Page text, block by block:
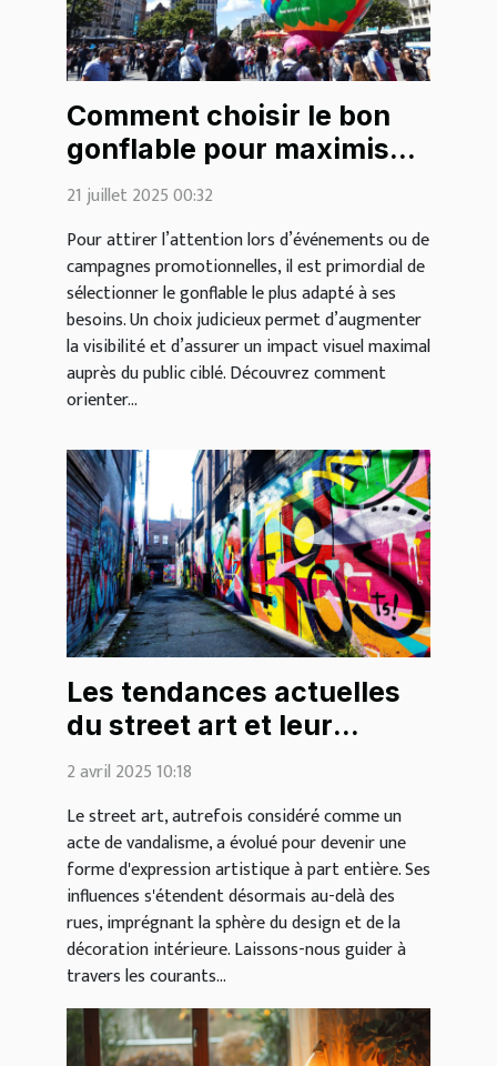
Comment choisir le bon
gonflable pour maximiser
votre visibilité?
21 juillet 2025 00:32
Pour attirer l’attention lors d’événements ou de
campagnes promotionnelles, il est primordial de
sélectionner le gonflable le plus adapté à ses
besoins. Un choix judicieux permet d’augmenter
la visibilité et d’assurer un impact visuel maximal
auprès du public ciblé. Découvrez comment
orienter...
Les tendances actuelles
du street art et leur
impact sur la décoration
2 avril 2025 10:18
Le street art, autrefois considéré comme un
acte de vandalisme, a évolué pour devenir une
forme d'expression artistique à part entière. Ses
influences s'étendent désormais au-delà des
rues, imprégnant la sphère du design et de la
décoration intérieure. Laissons-nous guider à
travers les courants...